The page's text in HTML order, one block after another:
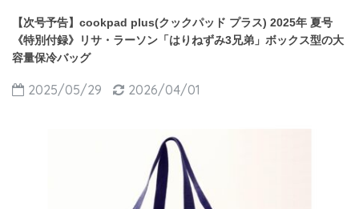
【次号予告】cookpad plus(クックパッド プラス) 2025年 夏号
《特別付録》リサ・ラーソン「はりねずみ3兄弟」ボックス型の大
容量保冷バッグ
2025/05/29 2026/04/01